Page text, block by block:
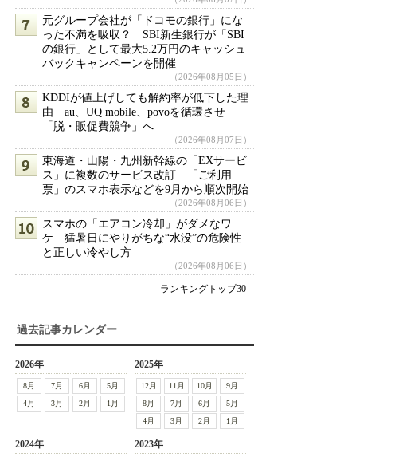
元グループ会社が「ドコモの銀行」にな
った不満を吸収？ SBI新生銀行が「SBI
の銀行」として最大5.2万円のキャッシュ
バックキャンペーンを開催
（2026年08月05日）
KDDIが値上げしても解約率が低下した理
由 au、UQ mobile、povoを循環させ
「脱・販促費競争」へ
（2026年08月07日）
東海道・山陽・九州新幹線の「EXサービ
ス」に複数のサービス改訂 「ご利用
票」のスマホ表示などを9月から順次開始
（2026年08月06日）
スマホの「エアコン冷却」がダメなワ
ケ 猛暑日にやりがちな“水没”の危険性
と正しい冷やし方
（2026年08月06日）
ランキングトップ30
過去記事カレンダー
2026年
8月 7月 6月
5月
4月
3月 2月 1月
2025年
12月 11月 10月
9月
8月
7月 6月
5月
4月
3月 2月 1月
2024年 2023年